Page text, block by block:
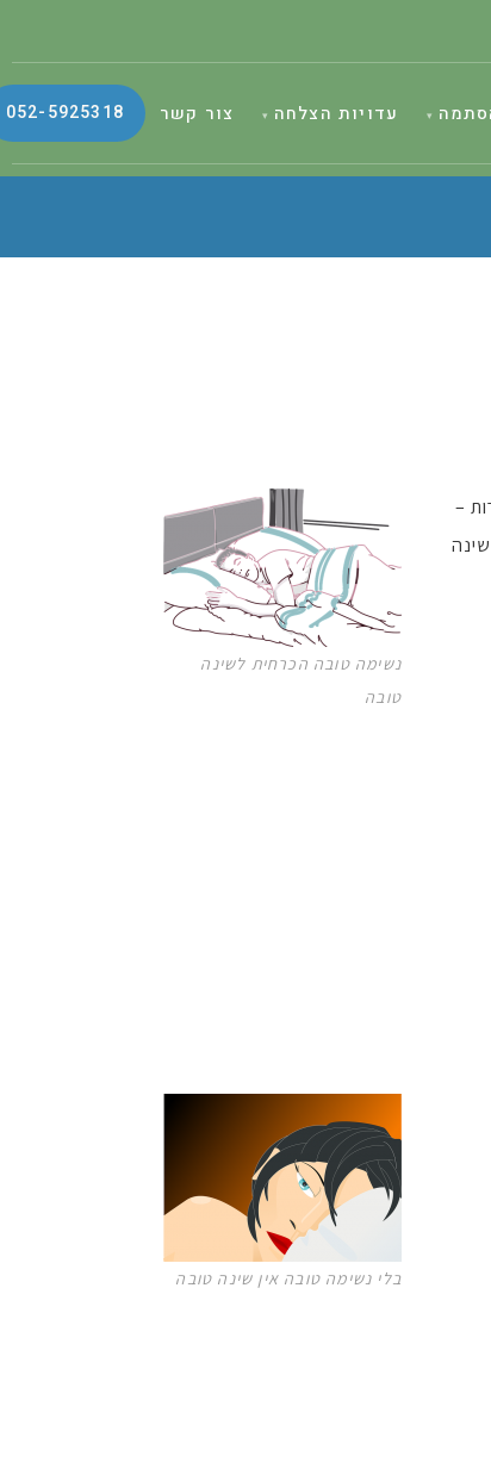
עדויות הצלחה צור קשר 052-5925318
נשימה טובה הכרחית לשינה
טובה
–
בלי נשימה טובה אין שינה טובה